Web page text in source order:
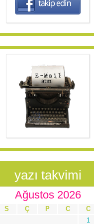
yazı takvimi
Ağustos 2026
S Ç P C C
1